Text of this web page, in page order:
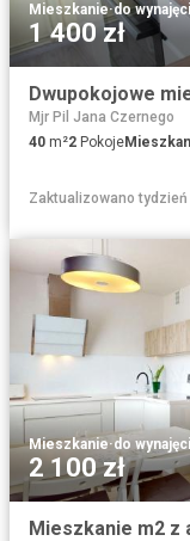
Mieszkanie·do
1 400 zł
Dwupokojowe
Mjr Pil Jana Czernego
40 m²2 Pokoje
Zaktualizowano tydzień
Mieszkanie·do
2 100 zł